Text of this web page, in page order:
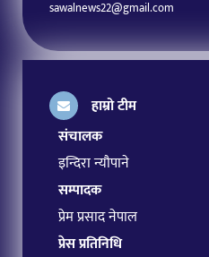
sawalnews22@gmail.com
हाम्रो टीम
संचालक
इन्दिरा न्यौपाने
सम्पादक
प्रेम प्रसाद नेपाल
प्रेस प्रतिनिधि